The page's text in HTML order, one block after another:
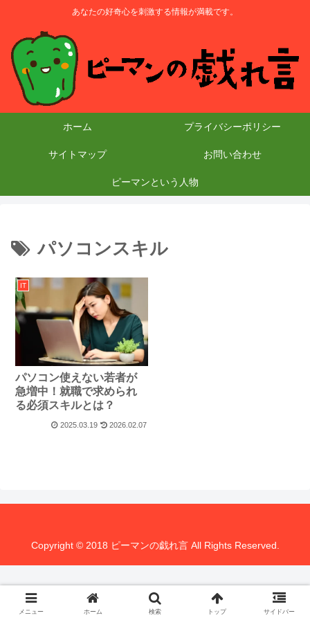
あなたの好奇心を刺激する情報が満載です。
ホーム プライバシーポリシー
サイトマップ お問い合わせ
ピーマンという人物
パソコンスキル
IT
パソコン使えない若者が
急増中！就職で求められ
る必須スキルとは？
2025.03.19 2026.02.07
Copyright © 2018 ピーマンの戯れ言 All Rights Reserved.
メニュー ホーム 検索 トップ サイドバー